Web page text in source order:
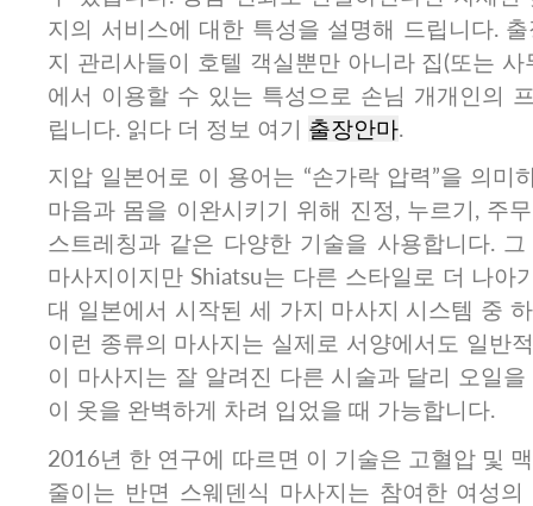
지의 서비스에 대한 특성을 설명해 드립니다.
지 관리사들이 호텔 객실뿐만 아니라 집(또는
에서 이용할 수 있는 특성으로 손님 개개인의
립니다. 읽다 더 정보 여기 출장안마.
지압 일본어로 이 용어는 “손가락 압력”을 의미
마음과 몸을 이완시키기 위해 진정, 누르기, 주
스트레칭과 같은 다양한 기술을 사용합니다.
마사지이지만 Shiatsu는 다른 스타일로 더 나아
대 일본에서 시작된 세 가지 마사지 시스템 중
이런 종류의 마사지는 실제로 서양에서도 일반
이 마사지는 잘 알려진 다른 시술과 달리 오일
이 옷을 완벽하게 차려 입었을 때 가능합니다.
2016년 한 연구에 따르면 이 기술은 고혈압 및
줄이는 반면 스웨덴식 마사지는 참여한 여성